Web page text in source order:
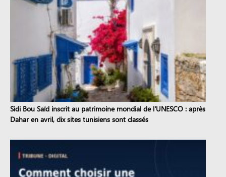
Sidi Bou Saïd inscrit au patrimoine mondial de l'UNESCO : après
Dahar en avril, dix sites tunisiens sont classés